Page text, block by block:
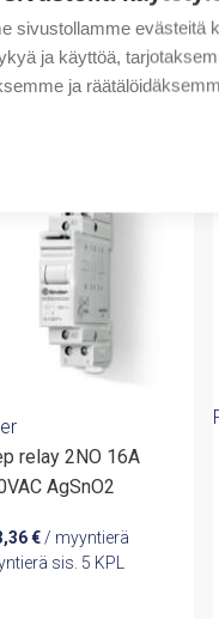
sivustollamme evästeitä
ja käyttöä,
ja
samalta
relay 2NO 16A
AgSnO2
€ / myyntierä
sis. 5 KPL